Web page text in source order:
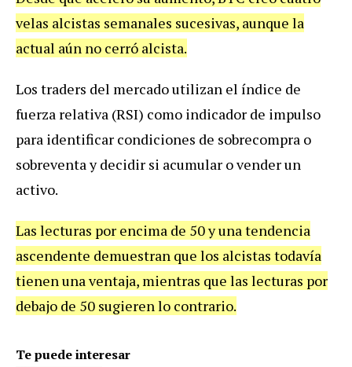
velas alcistas semanales sucesivas, aunque la
actual aún no cerró alcista.
Los traders del mercado utilizan el índice de
fuerza relativa (RSI) como indicador de impulso
para identificar condiciones de sobrecompra o
sobreventa y decidir si acumular o vender un
activo.
Las lecturas por encima de 50 y una tendencia
ascendente demuestran que los alcistas todavía
tienen una ventaja, mientras que las lecturas por
debajo de 50 sugieren lo contrario.
Te puede interesar